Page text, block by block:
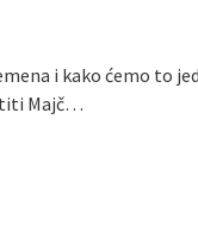
i kako ćemo to
Majč…